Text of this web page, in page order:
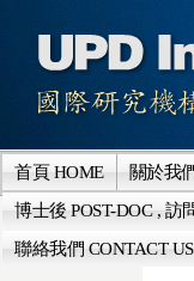
首頁 HOME 關於我
博士後 POST-DOC , 訪
聯絡我們 CONTACT US